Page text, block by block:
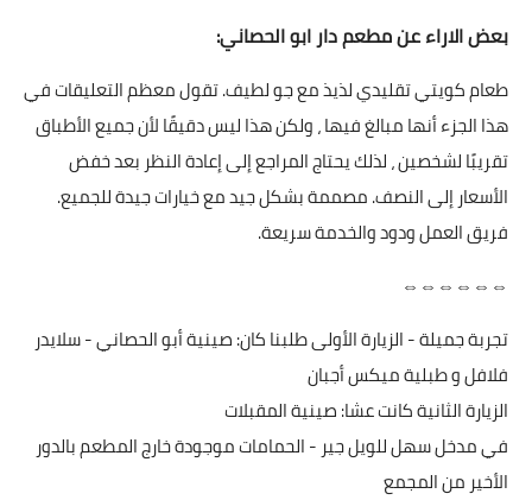
بعض الاراء عن مطعم دار ابو الحصاني:
طعام كويتي تقليدي لذيذ مع جو لطيف. تقول معظم التعليقات في
هذا الجزء أنها مبالغ فيها ، ولكن هذا ليس دقيقًا لأن جميع الأطباق
تقريبًا لشخصين ، لذلك يحتاج المراجع إلى إعادة النظر بعد خفض
الأسعار إلى النصف. مصممة بشكل جيد مع خيارات جيدة للجميع.
فريق العمل ودود والخدمة سريعة.
⇔⇔⇔⇔⇔⇔
تجربة جميلة - الزيارة الأولى طلبنا كان: صينية أبو الحصاني - سلايدر
فلافل و طبلية ميكس أجبان
الزيارة الثانية كانت عشا: صينية المقبلات
في مدخل سهل للويل جير - الحمامات موجودة خارج المطعم بالدور
الأخير من المجمع